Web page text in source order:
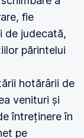
fie
de judecată,
părintelui
hotărârii de
venituri și
întreținere în
pe